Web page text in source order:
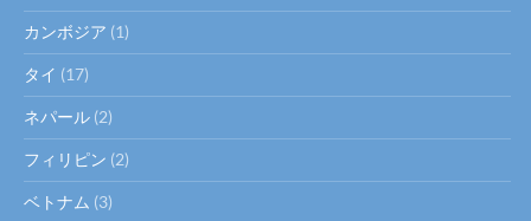
カンボジア (1)
タイ (17)
ネパール (2)
フィリピン (2)
ベトナム (3)